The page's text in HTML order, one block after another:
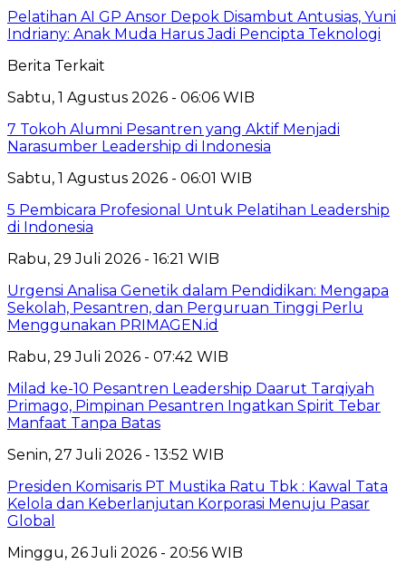
Pelatihan AI GP Ansor Depok Disambut Antusias, Yuni
Indriany: Anak Muda Harus Jadi Pencipta Teknologi
Berita Terkait
Sabtu, 1 Agustus 2026 - 06:06 WIB
7 Tokoh Alumni Pesantren yang Aktif Menjadi
Narasumber Leadership di Indonesia
Sabtu, 1 Agustus 2026 - 06:01 WIB
5 Pembicara Profesional Untuk Pelatihan Leadership
di Indonesia
Rabu, 29 Juli 2026 - 16:21 WIB
Urgensi Analisa Genetik dalam Pendidikan: Mengapa
Sekolah, Pesantren, dan Perguruan Tinggi Perlu
Menggunakan PRIMAGEN.id
Rabu, 29 Juli 2026 - 07:42 WIB
Milad ke-10 Pesantren Leadership Daarut Tarqiyah
Primago, Pimpinan Pesantren Ingatkan Spirit Tebar
Manfaat Tanpa Batas
Senin, 27 Juli 2026 - 13:52 WIB
Presiden Komisaris PT Mustika Ratu Tbk : Kawal Tata
Kelola dan Keberlanjutan Korporasi Menuju Pasar
Global
Minggu, 26 Juli 2026 - 20:56 WIB